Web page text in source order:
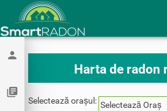
person
library_books
Harta de radon
Selectează orașul: Selectează Oraș